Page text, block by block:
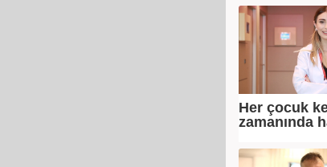
Her çocuk
zamanında